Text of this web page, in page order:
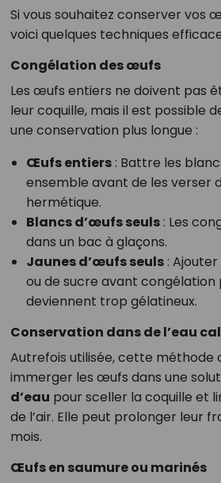
Si vous souhaitez conserver vos
voici quelques techniques
Congélation des œufs
Les œufs entiers ne doivent pas
leur coquille, mais il est possible
une conservation plus longue :
Œufs entiers: Battre les
ensemble avant de les verser
hermétique.
Blancs d’œufs seuls: Les
dans un bac à glaçons.
Jaunes d’œufs seuls: Ajouter
ou de sucre avant congélation
deviennent trop gélatineux.
Conservation dans de l’eau
Autrefois utilisée, cette méthode
immerger les œufs dans une
d’eau pour sceller la coquille et
de l’air. Elle peut prolonger leur
mois.
Œufs en saumure ou marinés